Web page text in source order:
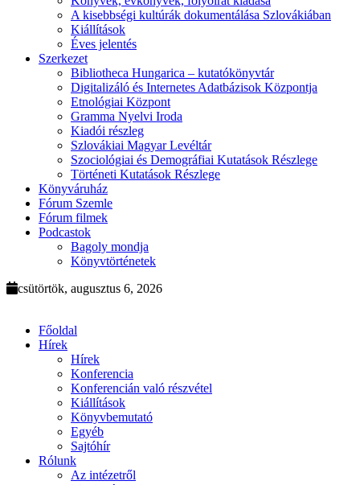
A kisebbségi kultúrák dokumentálása Szlovákiában
Kiállítások
Éves jelentés
Szerkezet
Bibliotheca Hungarica – kutatókönyvtár
Digitalizáló és Internetes Adatbázisok Központja
Etnológiai Központ
Gramma Nyelvi Iroda
Kiadói részleg
Szlovákiai Magyar Levéltár
Szociológiai és Demográfiai Kutatások Részlege
Történeti Kutatások Részlege
Könyváruház
Fórum Szemle
Fórum filmek
Podcastok
Bagoly mondja
Könyvtörténetek
csütörtök, augusztus 6, 2026
Főoldal
Hírek
Hírek
Konferencia
Konferencián való részvétel
Kiállítások
Könyvbemutató
Egyéb
Sajtóhír
Rólunk
Az intézetről